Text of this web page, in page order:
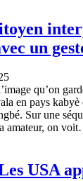
un
qu’on
en pays kabyè
Sur une
amateur, on
USA